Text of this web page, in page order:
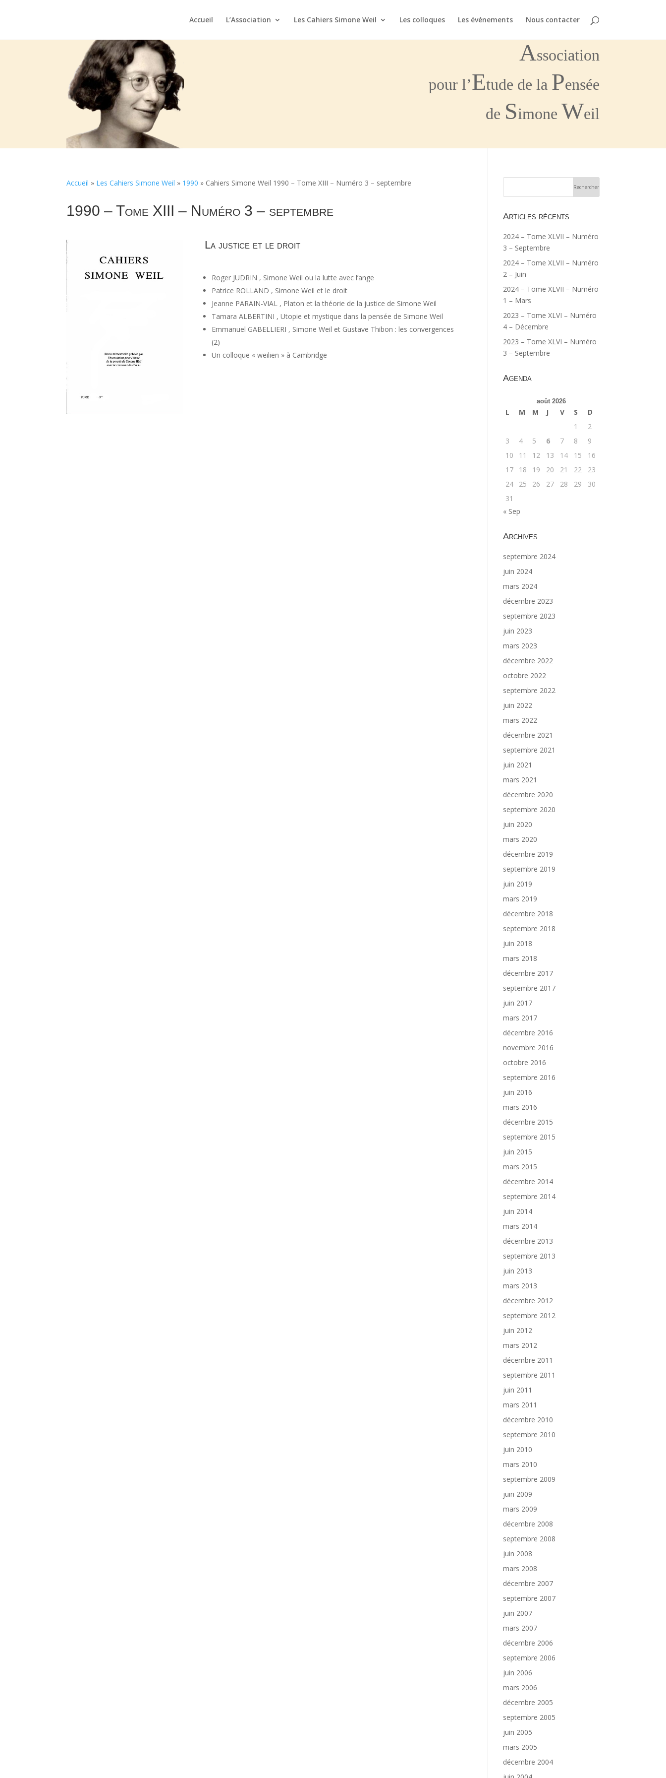
Accueil L’Association Les Cahiers Simone Weil Les colloques Les événements Nous contacter
Association
pour l’Etude de la Pensée
de Simone Weil
Accueil » Les Cahiers Simone Weil » 1990 » Cahiers Simone Weil 1990 – Tome XIII – Numéro 3 – septembre
1990 – Tome XIII – Numéro 3 – septembre
La justice et le droit
Roger JUDRIN , Simone Weil ou la lutte avec l’ange
Patrice ROLLAND , Simone Weil et le droit
Jeanne PARAIN-VIAL , Platon et la théorie de la justice de Simone Weil
Tamara ALBERTINI , Utopie et mystique dans la pensée de Simone Weil
Emmanuel GABELLIERI , Simone Weil et Gustave Thibon : les convergences
(2)
Un colloque « weilien » à Cambridge
Articles récents
2024 – Tome XLVII – Numéro
3 – Septembre
2024 – Tome XLVII – Numéro
2 – Juin
2024 – Tome XLVII – Numéro
1 – Mars
2023 – Tome XLVI – Numéro
4 – Décembre
2023 – Tome XLVI – Numéro
3 – Septembre
Agenda
août 2026
L M M J V S
D
1
2
3
4 5 6 7 8
9
10
11 12 13 14 15
16
17
18 19 20 21 22
23
24
25 26 27 28 29
30
31
« Sep
Archives
septembre 2024
juin 2024
mars 2024
décembre 2023
septembre 2023
juin 2023
mars 2023
décembre 2022
octobre 2022
septembre 2022
juin 2022
mars 2022
décembre 2021
septembre 2021
juin 2021
mars 2021
décembre 2020
septembre 2020
juin 2020
mars 2020
décembre 2019
septembre 2019
juin 2019
mars 2019
décembre 2018
septembre 2018
juin 2018
mars 2018
décembre 2017
septembre 2017
juin 2017
mars 2017
décembre 2016
novembre 2016
octobre 2016
septembre 2016
juin 2016
mars 2016
décembre 2015
septembre 2015
juin 2015
mars 2015
décembre 2014
septembre 2014
juin 2014
mars 2014
décembre 2013
septembre 2013
juin 2013
mars 2013
décembre 2012
septembre 2012
juin 2012
mars 2012
décembre 2011
septembre 2011
juin 2011
mars 2011
décembre 2010
septembre 2010
juin 2010
mars 2010
septembre 2009
juin 2009
mars 2009
décembre 2008
septembre 2008
juin 2008
mars 2008
décembre 2007
septembre 2007
juin 2007
mars 2007
décembre 2006
septembre 2006
juin 2006
mars 2006
décembre 2005
septembre 2005
juin 2005
mars 2005
décembre 2004